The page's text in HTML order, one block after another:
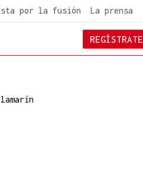
por la fusión La prensa
REGÍSTRATE